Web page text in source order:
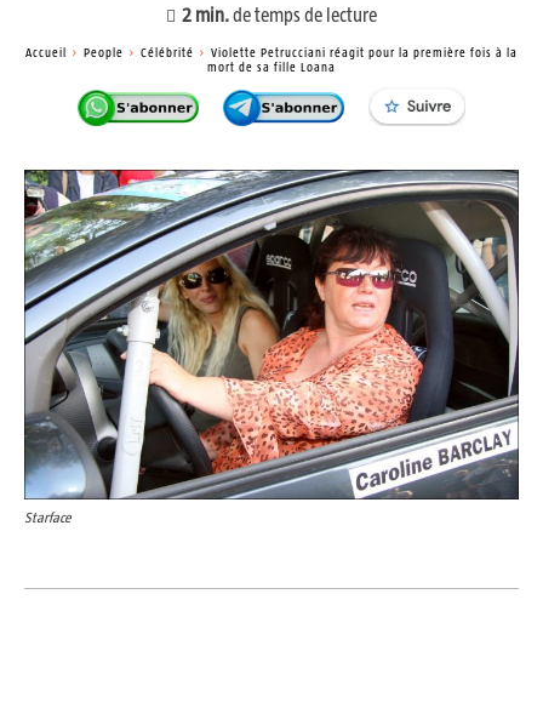
2 min.de temps de lecture
Accueil People Célébrité
Violette Petrucciani réagit pour la première fois à la
mort de sa fille Loana
Starface